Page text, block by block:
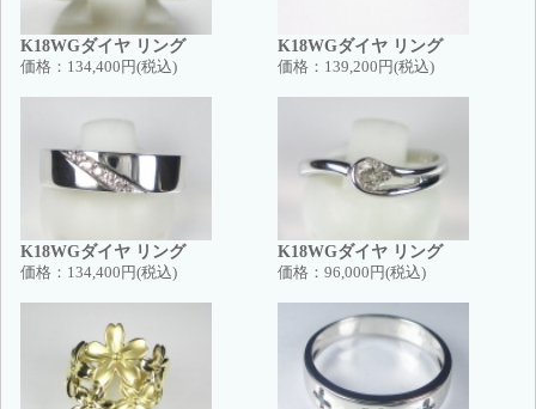
K18WGダイヤ リング
価格： 134,400円(税込)
K18WGダイヤ リング
価格： 139,200円(税込)
K18WGダイヤ リング
価格： 134,400円(税込)
K18WGダイヤ リング
価格： 96,000円(税込)